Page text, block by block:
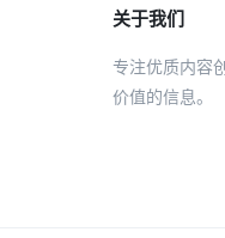
关于我们
专注优质内容
价值的信息。